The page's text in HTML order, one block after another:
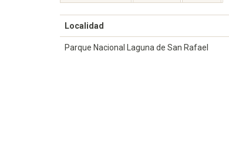
Localidad
Parque Nacional Laguna de San Rafael